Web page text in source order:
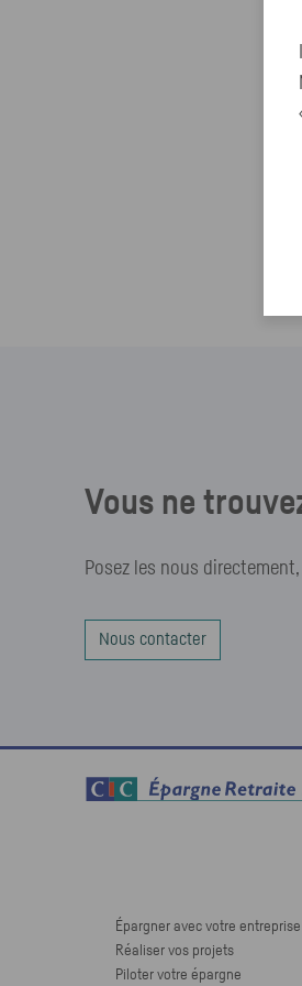
Vous ne
Posez les nous
Nous contacter
Épargner avec votre entreprise
Réaliser vos projets
Piloter votre épargne